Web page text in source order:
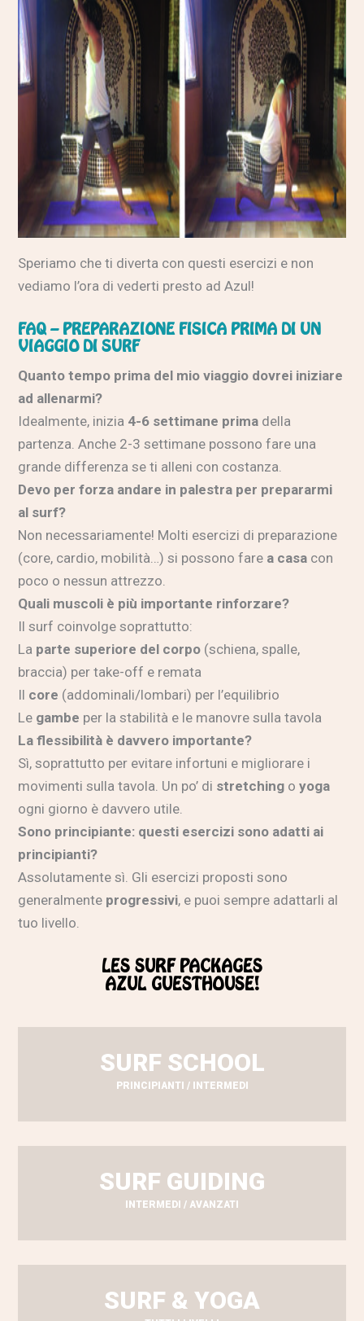
Speriamo che ti diverta con questi esercizi e non
vediamo l’ora di vederti presto ad Azul!
FAQ – PREPARAZIONE FISICA PRIMA DI UN
VIAGGIO DI SURF
Quanto tempo prima del mio viaggio dovrei iniziare
ad allenarmi?
Idealmente, inizia 4-6 settimane prima della
partenza. Anche 2-3 settimane possono fare una
grande differenza se ti alleni con costanza.
Devo per forza andare in palestra per prepararmi
al surf?
Non necessariamente! Molti esercizi di preparazione
(core, cardio, mobilità…) si possono fare a casa con
poco o nessun attrezzo.
Quali muscoli è più importante rinforzare?
Il surf coinvolge soprattutto:
La parte superiore del corpo (schiena, spalle,
braccia) per take-off e remata
Il core (addominali/lombari) per l’equilibrio
Le gambe per la stabilità e le manovre sulla tavola
La flessibilità è davvero importante?
Sì, soprattutto per evitare infortuni e migliorare i
movimenti sulla tavola. Un po’ di stretching oyoga
ogni giorno è davvero utile.
Sono principiante: questi esercizi sono adatti ai
principianti?
Assolutamente sì. Gli esercizi proposti sono
generalmente progressivi, e puoi sempre adattarli al
tuo livello.
LES SURF PACKAGES
AZUL GUESTHOUSE!
SURF SCHOOL
PRINCIPIANTI / INTERMEDI
SURF GUIDING
INTERMEDI / AVANZATI
SURF & YOGA